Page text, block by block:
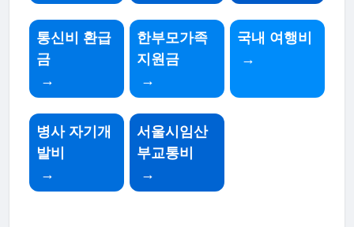
통신비 환급
금
→
한부모가족
지원금
→
국내 여행비
→
병사 자기개
발비
→
서울시임산
부교통비
→